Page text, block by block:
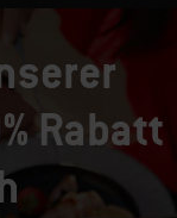
Rabatt